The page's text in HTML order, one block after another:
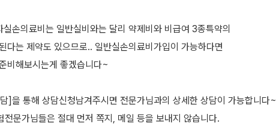
실손의료비는 일반실비와는 달리 약제비와 비급여 3종특약의
다는 제약도 있으므로.. 일반실손의료비가입이 가능하다면
비해보시는게 좋겠습니다~
]을 통해 상담신청남겨주시면 전문가님과의 상세한 상담이 가능합니다~
전문가님들은 절대 먼저 쪽지, 메일 등을 보내지 않습니다.